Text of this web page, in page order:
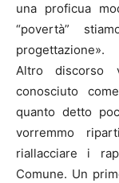
una proficua
“povertà”
progettazione».
Altro discorso
conosciuto
quanto detto
vorremmo
riallacciare i
Comune. Un